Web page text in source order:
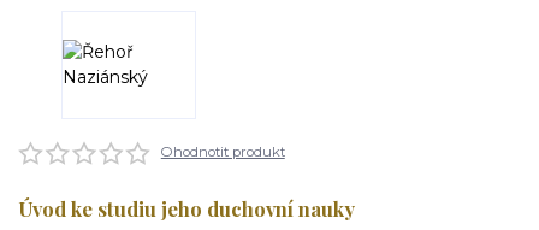
Ohodnotit produkt
Úvod ke studiu jeho duchovní nauky